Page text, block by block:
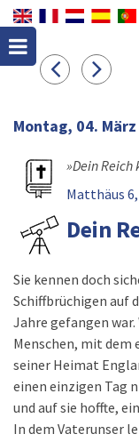
Montag, 04.
»Dein Reich
Matthäus
Dein
Sie kennen doch
Schiffbrüchigen auf
Jahre gefangen
Menschen, mit dem
seiner Heimat
einen einzigen Tag
und auf sie hoffte,
In dem Vaterunser